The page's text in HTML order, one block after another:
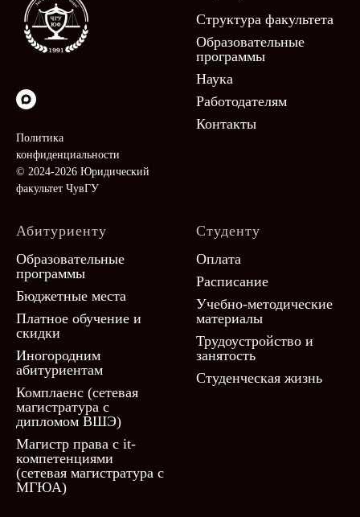
Политика
конфиденциальности
© 2024-2026 Юридический
факультет ЧувГУ
Структура факультета
Образовательные
программы
Наука
Работодателям
Контакты
Абитуриенту
Образовательные
программы
Бюджетные места
Платное обучение и
скидки
Иногородним
абитуриентам
Комплаенс (сетевая
магистратура с
дипломом ВШЭ)
Магистр права с it-
компетенциями
(сетевая магистратура с
МГЮА)
Студенту
Оплата
Расписание
Учебно-методические
материалы
Трудоустройство и
занятость
Студенческая жизнь